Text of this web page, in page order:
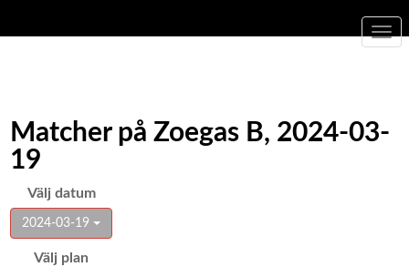
Matcher på Zoegas B, 2024-03-
19
Välj datum
2024-03-19
Välj plan